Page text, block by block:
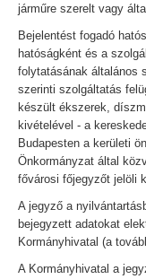
járműre szerelt vagy
Bejelentést fogadó
hatóságként és a
folytatásának általános
szerinti szolgáltatás
készült ékszerek,
kivételével - a
Budapesten a kerületi
Önkormányzat által
fővárosi főjegyzőt jelöli
A jegyző a
bejegyzett adatokat
Kormányhivatal (a
A Kormányhivatal a